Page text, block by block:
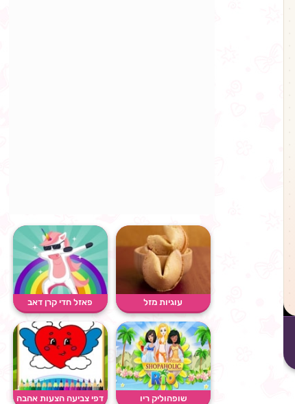
עוגיות מזל פאזל חדי קרן דאב
שופהוליק ריו דפי צביעה הצעות אהבה